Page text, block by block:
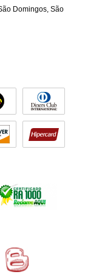
Domingos, São